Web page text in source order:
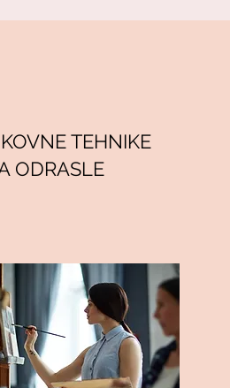
TEHNIKE
ODRASLE